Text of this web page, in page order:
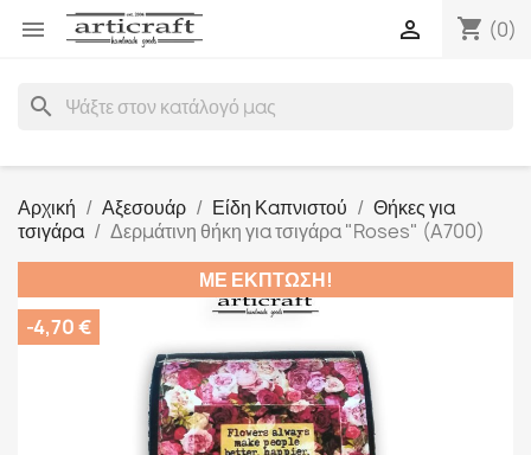
 shopping_cart (0)

search
Αρχική Αξεσουάρ Είδη Καπνιστού
Θήκες για
τσιγάρα
Δερμάτινη θήκη για τσιγάρα "Roses" (A700)
ΜΕ ΈΚΠΤΩΣΗ!
-4,70 €